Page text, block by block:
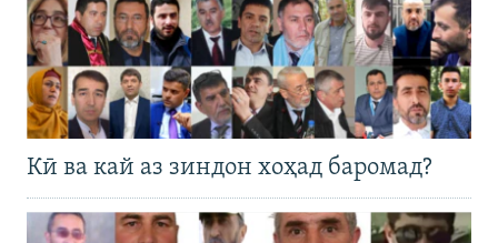
Кӣ ва кай аз зиндон хоҳад баромад?